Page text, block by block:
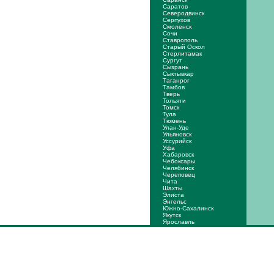
Саратов
Северодвинск
Серпухов
Смоленск
Сочи
Ставрополь
Старый Оскол
Стерлитамак
Сургут
Сызрань
Сыктывкар
Таганрог
Тамбов
Тверь
Тольяти
Томск
Тула
Тюмень
Улан-Уде
Ульяновск
Уссурийск
Уфа
Хабаровск
Чебоксары
Челябинск
Череповец
Чита
Шахты
Элиста
Энгельс
Южно-Сахалинск
Якутск
Ярослaвль